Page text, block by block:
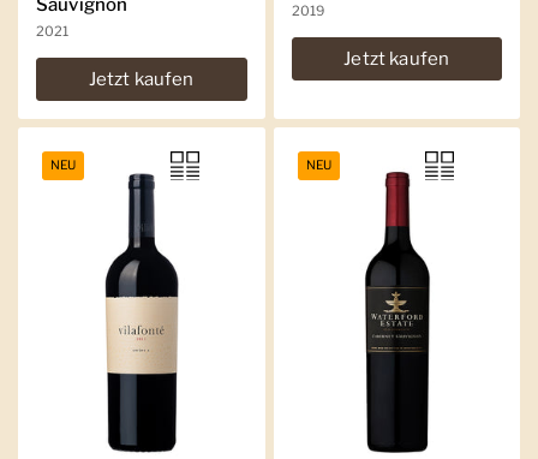
Sauvignon
2021
Jetzt kaufen
2019
Jetzt kaufen
NEU NEU